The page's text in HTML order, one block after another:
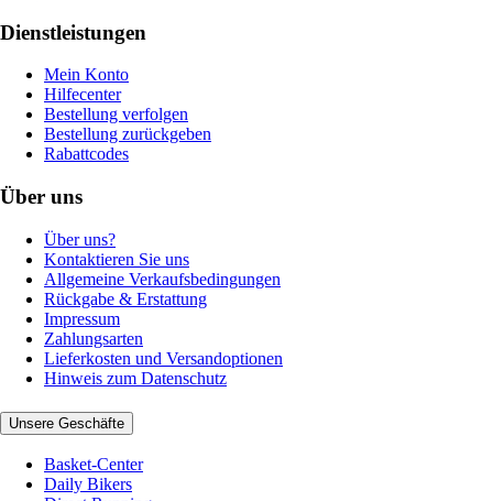
Dienstleistungen
Mein Konto
Hilfecenter
Bestellung verfolgen
Bestellung zurückgeben
Rabattcodes
Über uns
Über uns?
Kontaktieren Sie uns
Allgemeine Verkaufsbedingungen
Rückgabe & Erstattung
Impressum
Zahlungsarten
Lieferkosten und Versandoptionen
Hinweis zum Datenschutz
Unsere Geschäfte
Basket-Center
Daily Bikers